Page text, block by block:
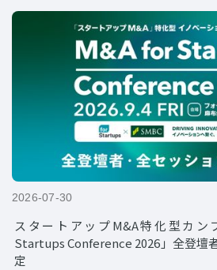
2026-07-30
スタートアップM&A特化型カン
Startups Conference 2026」全登壇
定